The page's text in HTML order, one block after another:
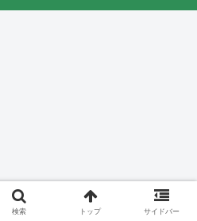
検索 トップ サイドバー